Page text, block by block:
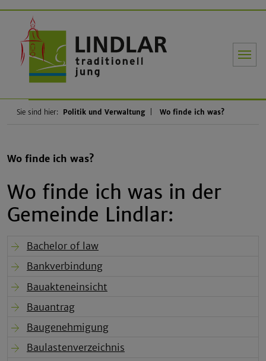
Sie sind hier: Politik und Verwaltung Wo finde ich was?
Wo finde ich was?
Wo finde ich was in der
Gemeinde Lindlar:
Bachelor of law
Bankverbindung
Bauakteneinsicht
Bauantrag
Baugenehmigung
Baulastenverzeichnis